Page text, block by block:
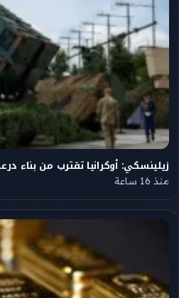
زيلينسكي: أوكرانيا تقترب من بناء
منذ 16 ساعة